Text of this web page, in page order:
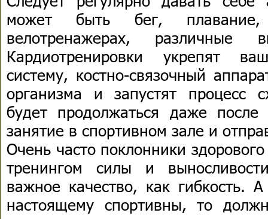
может быть бег,
велотренажерах, различные
Кардиотренировки укрепят
систему, костно-связочный
организма и запустят процесс
будет продолжаться даже
занятие в спортивном зале и
Очень часто поклонники
тренингом силы и
важное качество, как
настоящему спортивны, то